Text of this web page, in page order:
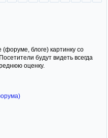
блоге) картинку со
будут видеть всегда
оценку.